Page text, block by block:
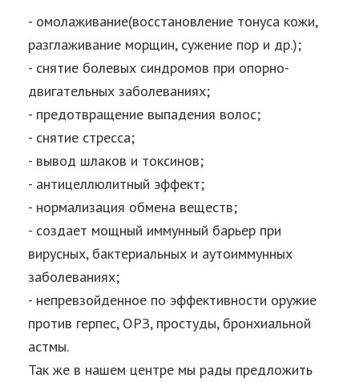
- омолаживание(восстановление тонуса кожи,
разглаживание морщин, сужение пор и др.);
- снятие болевых синдромов при опорно-
двигательных заболеваниях;
- предотвращение выпадения волос;
- снятие стресса;
- вывод шлаков и токсинов;
- антицеллюлитный эффект;
- нормализация обмена веществ;
- создает мощный иммунный барьер при
вирусных, бактериальных и аутоиммунных
заболеваниях;
- непревзойденное по эффективности оружие
против герпес, ОРЗ, простуды, бронхиальной
астмы.
Так же в нашем центре мы рады предложить